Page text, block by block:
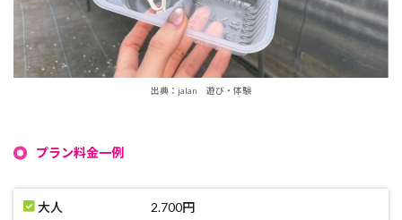
出典：jalan 遊び・体験
プラン料金一例
大人 2.700円